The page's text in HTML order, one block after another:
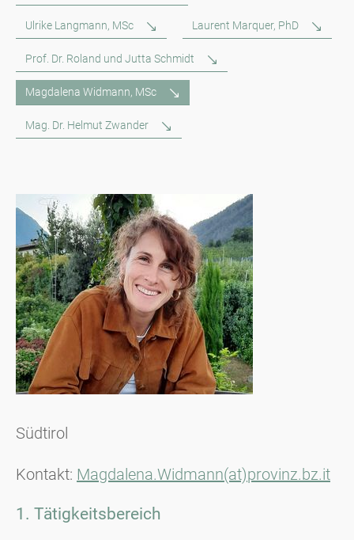
Ulrike Langmann, MSc Laurent Marquer, PhD
Prof. Dr. Roland und Jutta Schmidt
Magdalena Widmann, MSc
Mag. Dr. Helmut Zwander
Südtirol
Kontakt: Magdalena.Widmann(at)provinz.bz.it
1. Tätigkeitsbereich